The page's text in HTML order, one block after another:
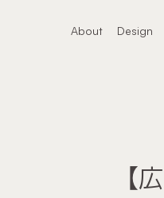
About
Design
【